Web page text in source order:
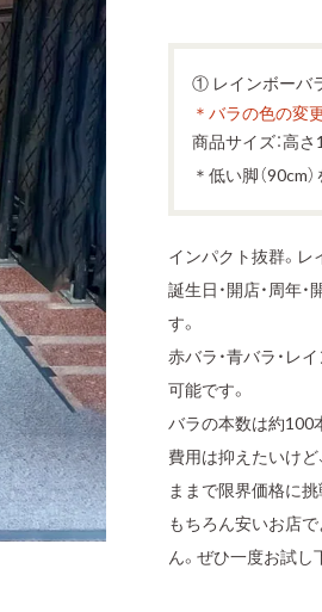
① レインボーバ
＊バラの色の変
商品サイズ：高さ
＊低い脚（90cm
インパクト抜群。レ
誕生日・開店・周年
す。
赤バラ・青バラ・レ
可能です。
バラの本数は約100
費用は抑えたいけ
ままで限界価格に挑
もちろん安いお店
ん。ぜひ一度お試し